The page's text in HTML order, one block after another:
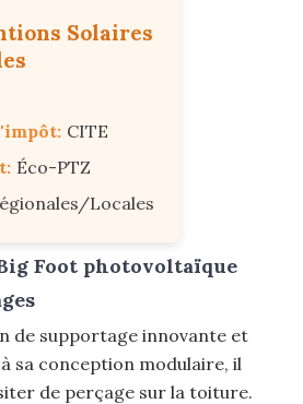
Solaires
CITE
Éco-PTZ
Locales
Foot photovoltaïque
de supportage innovante et
sa conception modulaire, il
de perçage sur la toiture.